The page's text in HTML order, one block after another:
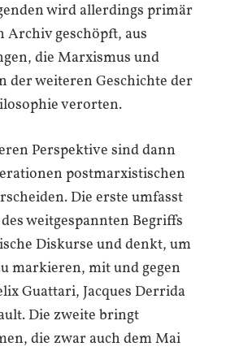
wird allerdings primär
Archiv geschöpft, aus
die Marxismus und
der weiteren Geschichte der
verorten.
Perspektive sind dann
postmarxistischen
Die erste umfasst
weitgespannten Begriffs
Diskurse und denkt, um
markieren, mit und gegen
Guattari, Jacques Derrida
Die zweite bringt
die zwar auch dem Mai